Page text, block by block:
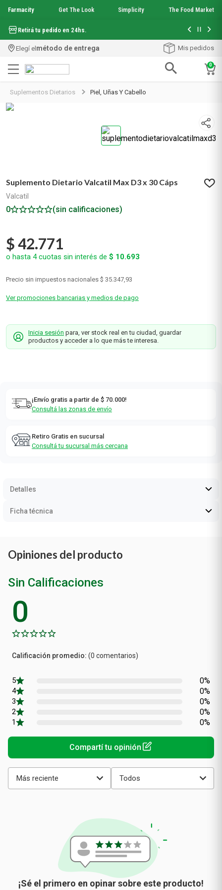
Farmacity Get The Look Simplicity The Food Market
Hasta 6 cuotas sin interés en seleccionados*
Con tu
¡Envío
Elegí elmétodo de entrega Mis pedidos
0
Suplementos Dietarios Piel, Uñas Y Cabello
Suplemento Dietario Valcatil Max D3 x 30 Cáps
Valcatil
0 (sin calificaciones)
$42.771
o hasta 4cuotas sin interés de $ 10.693
Precio sin impuestos nacionales $ 35.347,93
Ver promociones bancarias y medios de pago
Inicia sesión para, ver stock real en tu ciudad, guardar
productos y acceder a lo que más te interesa.
¡Envío gratis a partir de $ 70.000!
Consultá las zonas de envío
Retiro Gratis en sucursal
Consultá tu sucursal más cercana
Detalles
Ficha técnica
Opiniones del producto
Sin Calificaciones
0
Calificación
promedio
(0 comentarios)
0%
0%
0%
0%
0%
Más reciente Todos
2.
8 get the look
9.nyx
10
serum elvive